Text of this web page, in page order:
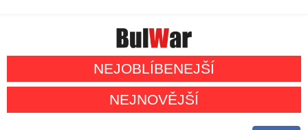
NEJOBLÍBENEJŠÍ
NEJNOVĚJŠÍ